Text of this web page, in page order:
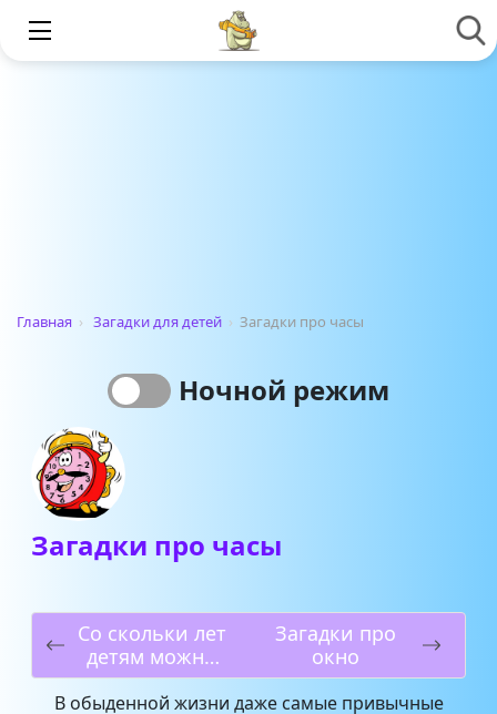
Главная › Загадки для детей › Загадки про часы
Ночной режим
Загадки про часы
Со скольки лет
детям можно
ездить на
переднем
Загадки про
окно
В обыденной жизни даже самые привычные